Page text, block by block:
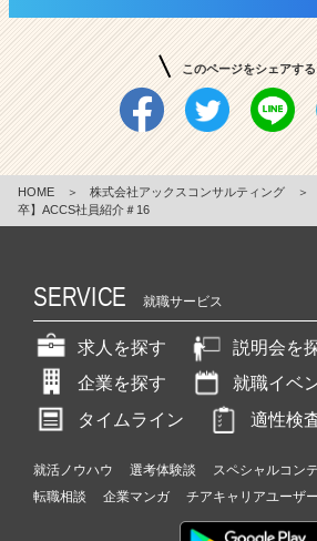
このページをシェアする
HOME ＞ 株式会社アックスコンサルティング ＞
卒】ACCS社員紹介＃16
SERVICE 就職サービス
求人を探す
説明会を
企業を探す
就職イベ
タイムライン
適性検
就活ノウハウ 選考体験談 スペシャルコン
転職相談
企業マンガ チアキャリアユーザ